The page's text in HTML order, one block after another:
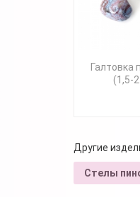
Галтовка
(1,5-
Другие
Стелы